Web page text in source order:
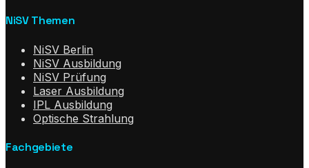
NiSV Themen
NiSV Berlin
NiSV Ausbildung
NiSV Prüfung
Laser Ausbildung
IPL Ausbildung
Optische Strahlung
Fachgebiete